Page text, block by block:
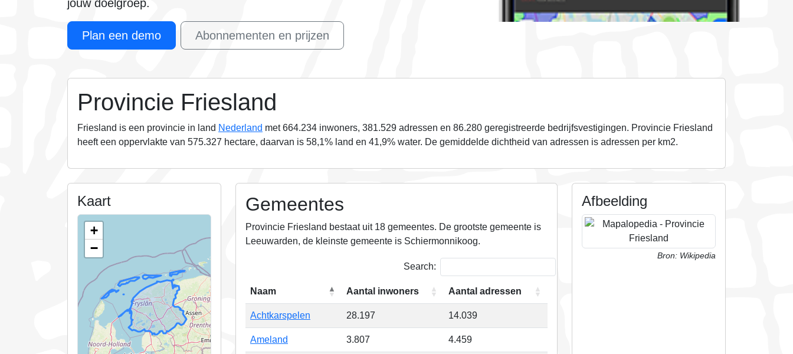
jouw doelgroep.
Plan een demo Abonnementen en prijzen
Provincie Friesland
Friesland is een provincie in land Nederland met 664.234 inwoners, 381.529 adressen en 86.280 geregistreerde bedrijfsvestigingen. Provincie Friesland
heeft een oppervlakte van 575.327 hectare, daarvan is 58,1% land en 41,9% water. De gemiddelde dichtheid van adressen is adressen per km2.
Kaart
+
−
Gemeentes
Provincie Friesland bestaat uit 18 gemeentes. De grootste gemeente is
Leeuwarden, de kleinste gemeente is Schiermonnikoog.
Search:
Naam Aantal inwoners Aantal adressen
Achtkarspelen 28.197 14.039
Ameland 3.807 4.459
Afbeelding
Bron: Wikipedia